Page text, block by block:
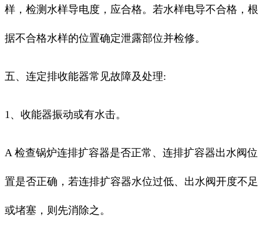
样，检测水样导电度，应合格。若水样电导不合格，根
据不合格水样的位置确定泄露部位并检修。
五、连定排收能器常见故障及处理:
1、收能器振动或有水击。
A 检查锅炉连排扩容器是否正常、连排扩容器出水阀位
置是否正确，若连排扩容器水位过低、出水阀开度不足
或堵塞，则先消除之。